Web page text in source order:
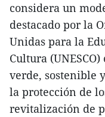
considera un
destacado por la
Unidas para la
Cultura
verde, sostenible
la protección de
revitalización de